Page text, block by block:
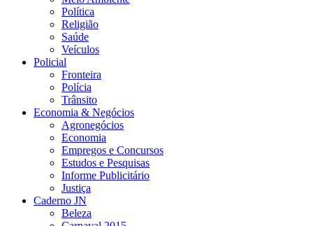
Política
Religião
Saúde
Veículos
Policial
Fronteira
Polícia
Trânsito
Economia & Negócios
Agronegócios
Economia
Empregos e Concursos
Estudos e Pesquisas
Informe Publicitário
Justiça
Caderno JN
Beleza